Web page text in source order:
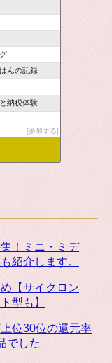
んの記録
＆ お薦め情報
参加する
！ミニ・ミデ
紹介します。
【サイクロン
型も】
位30位の還元率
でした